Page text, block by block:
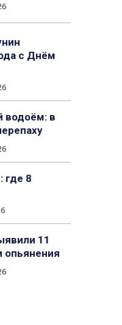
с Днём
водоём: в
где 8
11
опьянения